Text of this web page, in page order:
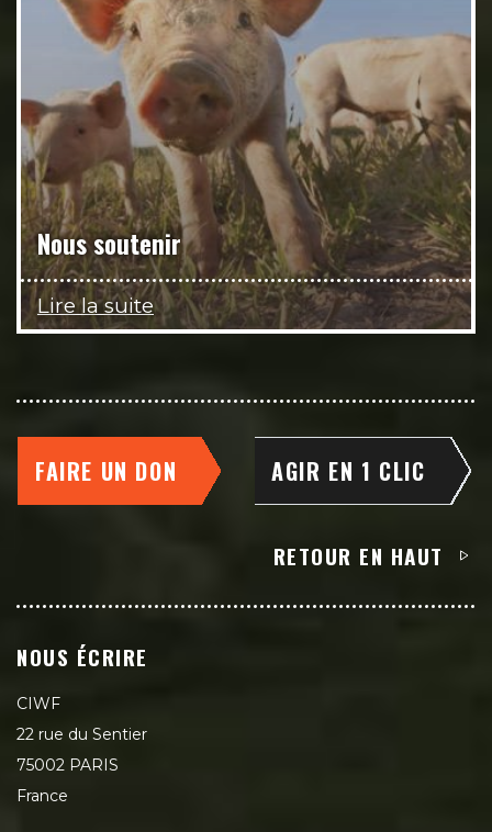
Nous soutenir
Lire la suite
FAIRE UN DON AGIR EN 1 CLIC
RETOUR EN HAUT
NOUS ÉCRIRE
CIWF
22 rue du Sentier
75002 PARIS
France